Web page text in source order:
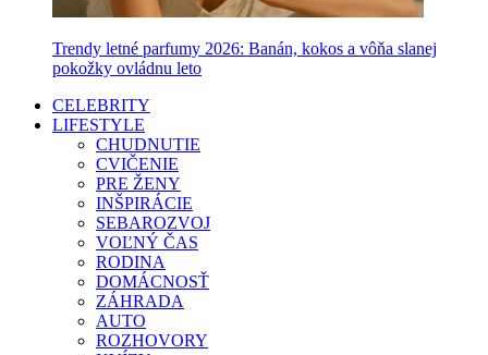
Trendy letné parfumy 2026: Banán, kokos a vôňa slanej
pokožky ovládnu leto
CELEBRITY
LIFESTYLE
CHUDNUTIE
CVIČENIE
PRE ŽENY
INŠPIRÁCIE
SEBAROZVOJ
VOĽNÝ ČAS
RODINA
DOMÁCNOSŤ
ZÁHRADA
AUTO
ROZHOVORY